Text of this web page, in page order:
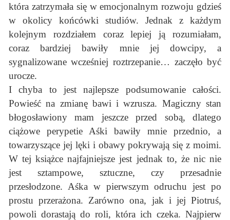
która zatrzymała się w emocjonalnym rozwoju gdzieś
w okolicy końcówki studiów. Jednak z każdym
kolejnym rozdziałem coraz lepiej ją rozumiałam,
coraz bardziej bawiły mnie jej dowcipy, a
sygnalizowane wcześniej roztrzepanie… zaczęło być
urocze.
I chyba to jest najlepsze podsumowanie całości.
Powieść na zmianę bawi i wzrusza. Magiczny stan
błogosławiony mam jeszcze przed sobą, dlatego
ciążowe perypetie Aśki bawiły mnie przednio, a
towarzyszące jej lęki i obawy pokrywają się z moimi.
W tej książce najfajniejsze jest jednak to, że nic nie
jest sztampowe, sztuczne, czy przesadnie
przesłodzone. Aśka w pierwszym odruchu jest po
prostu przerażona. Zarówno ona, jak i jej Piotruś,
powoli dorastają do roli, która ich czeka. Najpierw